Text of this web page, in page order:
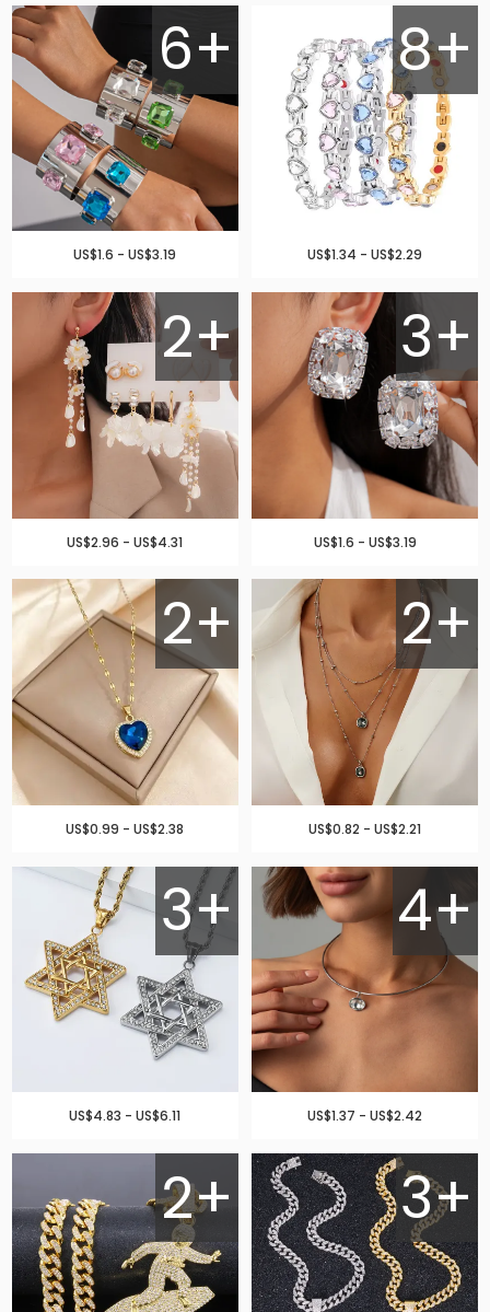
8+
US$1.34 - US$2.29
6+
US$1.6 - US$3.19
3+
US$1.6 - US$3.19
2+
US$2.96 - US$4.31
2+
US$0.82 - US$2.21
2+
US$0.99 - US$2.38
4+
US$1.37 - US$2.42
3+
US$4.83 - US$6.11
3+
2+